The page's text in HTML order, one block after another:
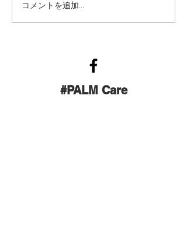
【いつも応援して下さっ
ている皆さまへ】
コメントを追加…
#PALM Care